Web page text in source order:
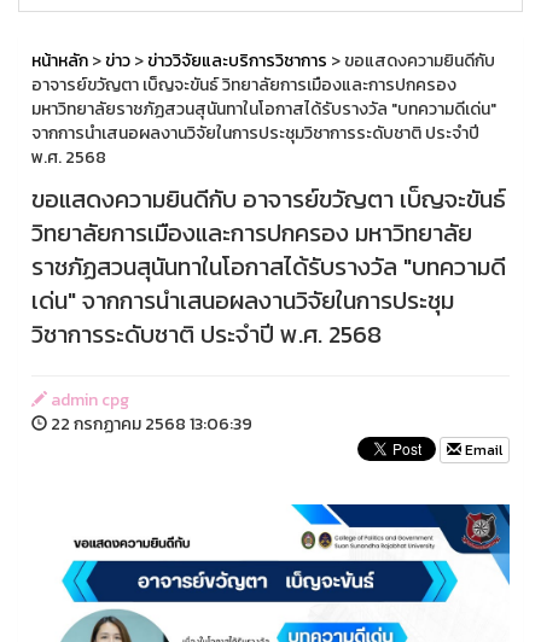
หน้าหลัก>ข่าว>ข่าววิจัยและบริการวิชาการ > ขอแสดงความยินดีกับ
อาจารย์ขวัญตา เบ็ญจะขันธ์ วิทยาลัยการเมืองและการปกครอง
มหาวิทยาลัยราชภัฏสวนสุนันทาในโอกาสได้รับรางวัล "บทความดีเด่น"
จากการนำเสนอผลงานวิจัยในการประชุมวิชาการระดับชาติ ประจำปี
พ.ศ. 2568
ขอแสดงความยินดีกับ อาจารย์ขวัญตา เบ็ญจะขันธ์
วิทยาลัยการเมืองและการปกครอง มหาวิทยาลัย
ราชภัฏสวนสุนันทาในโอกาสได้รับรางวัล "บทความดี
เด่น" จากการนำเสนอผลงานวิจัยในการประชุม
วิชาการระดับชาติ ประจำปี พ.ศ. 2568
admin cpg
22 กรกฏาคม 2568 13:06:39
Email